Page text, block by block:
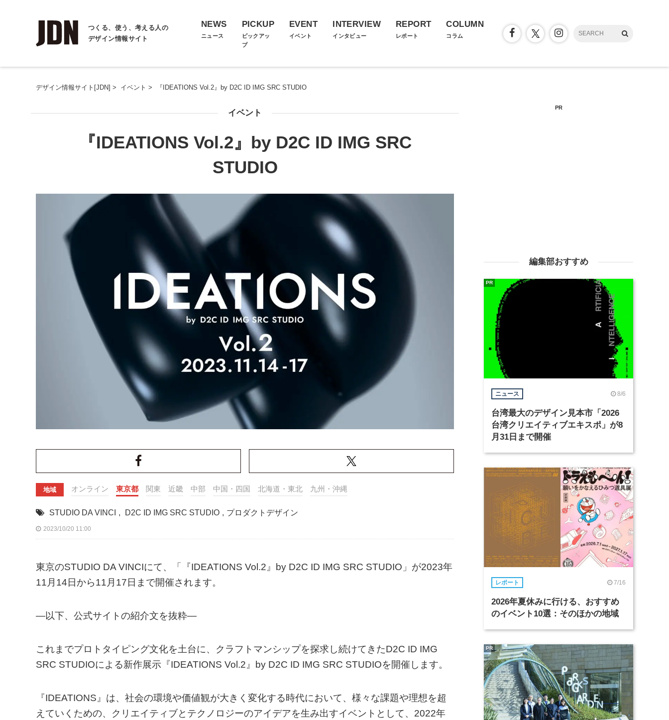
つくる、使う、考える人の
デザイン情報サイト
NEWS
ニュース
PICKUP
ピックアッ
プ
EVENT
イベント
INTERVIEW
インタビュー
REPORT
レポート
COLUMN
コラム
デザイン情報サイト[JDN] > イベント > 『IDEATIONS Vol.2』by D2C ID IMG SRC STUDIO
イベント
『IDEATIONS Vol.2』by D2C ID IMG SRC
STUDIO
地域 オンライン 東京都 関東 近畿 中部 中国・四国 北海道・東北 九州・沖縄
STUDIO DA VINCI , D2C ID IMG SRC STUDIO , プロダクトデザイン
2023/10/20 11:00
東京のSTUDIO DA VINCIにて、「『IDEATIONS Vol.2』by D2C ID IMG SRC STUDIO」が2023年
11月14日から11月17日まで開催されます。
—以下、公式サイトの紹介文を抜粋—
これまでプロトタイピング文化を土台に、クラフトマンシップを探求し続けてきたD2C ID IMG
SRC STUDIOによる新作展示『IDEATIONS Vol.2』by D2C ID IMG SRC STUDIOを開催します。
『IDEATIONS』は、社会の環境や価値観が大きく変化する時代において、様々な課題や理想を超
えていくための、クリエイティブとテクノロジーのアイデアを生み出すイベントとして、2022年
PR
編集部おすすめ
ニュース 8/6
台湾最大のデザイン見本市「2026
台湾クリエイティブエキスポ」が8
月31日まで開催
PR
レポート 7/16
2026年夏休みに行ける、おすすめ
のイベント10選：そのほかの地域
PR